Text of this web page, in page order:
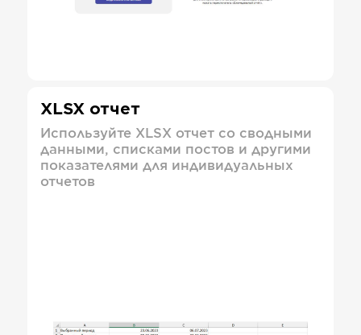
XLSX отчет
Используйте XLSX отчет со сводными
данными, списками постов и другими
показателями для индивидуальных
отчетов